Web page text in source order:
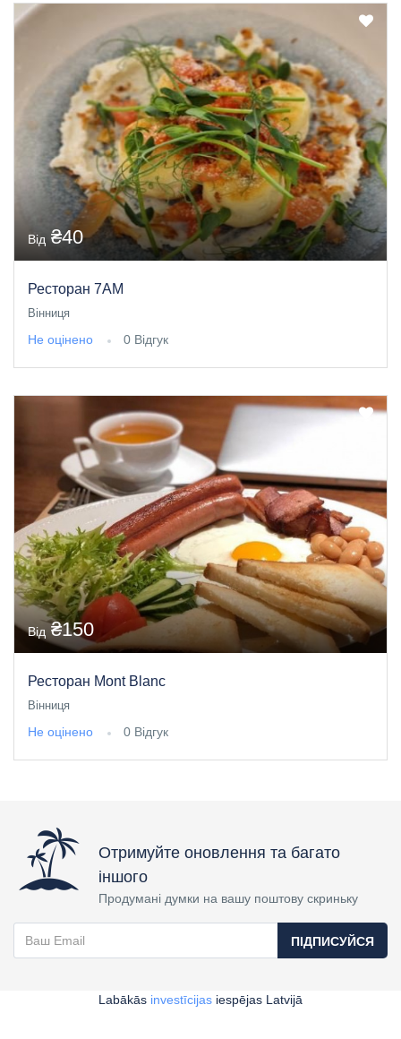
Від₴40
Ресторан 7AM
Вінниця
Не оцінено 0 Відгук
Від₴150
Ресторан Mont Blanc
Вінниця
Не оцінено 0 Відгук
Отримуйте оновлення та багато
іншого
Продумані думки на вашу поштову скриньку
ПІДПИСУЙСЯ
Labākās investīcijas iespējas Latvijā